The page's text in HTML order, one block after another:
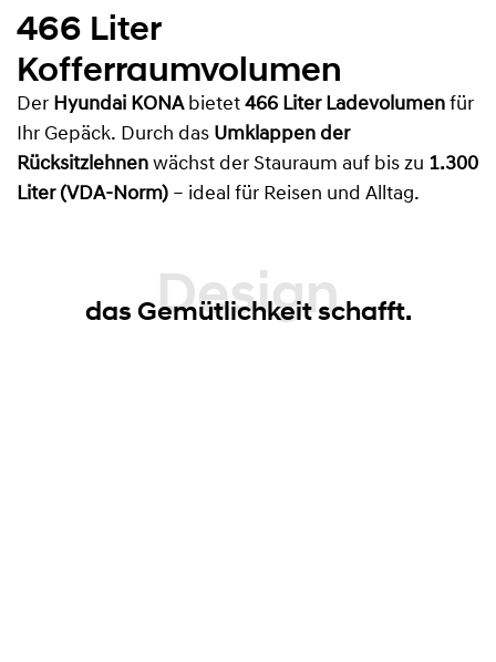
466 Liter
Kofferraumvolumen
Der Hyundai KONAbietet 466 Liter Ladevolumen für
Ihr Gepäck. Durch das Umklappen der
Rücksitzlehnen wächst der Stauraum auf bis zu 1.300
Liter (VDA-Norm) – ideal für Reisen und Alltag.
Design
das Gemütlichkeit schafft.